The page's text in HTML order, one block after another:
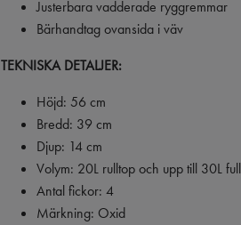
Justerbara vadderade ryggremmar
Bärhandtag ovansida i väv
TEKNISKA DETALJER:
Höjd: 56 cm
Bredd: 39 cm
Djup: 14 cm
Volym: 20L rulltop och upp till 30L
Antal fickor: 4
Märkning: Oxid